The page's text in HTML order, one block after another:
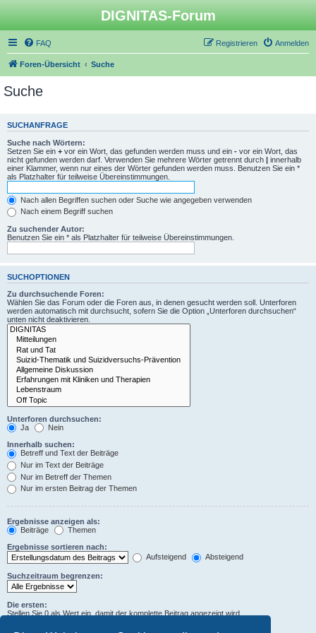
DIGNITAS-Forum
FAQ Anmelden
Registrieren
Foren-Übersicht Suche
Suche
SUCHANFRAGE
Suche nach Wörtern:
Setzen Sie ein + vor ein Wort, das gefunden werden muss und ein - vor ein Wort, das
nicht gefunden werden darf. Verwenden Sie mehrere Wörter getrennt durch | innerhalb
einer Klammer, wenn nur eines der Wörter gefunden werden muss. Benutzen Sie ein *
als Platzhalter für teilweise Übereinstimmungen.
Nach allen Begriffen suchen oder Suche wie angegeben verwenden
Nach einem Begriff suchen
Zu suchender Autor:
Benutzen Sie ein * als Platzhalter für teilweise Übereinstimmungen.
SUCHOPTIONEN
Zu durchsuchende Foren:
Wählen Sie das Forum oder die Foren aus, in denen gesucht werden soll. Unterforen
werden automatisch mit durchsucht, sofern Sie die Option „Unterforen durchsuchen“
unten nicht deaktivieren.
Unterforen durchsuchen:
Ja
Nein
Innerhalb suchen:
Betreff und Text der Beiträge
Nur im Text der Beiträge
Nur im Betreff der Themen
Nur im ersten Beitrag der Themen
Ergebnisse anzeigen als:
Beiträge
Themen
Ergebnisse sortieren nach:
Aufsteigend
Absteigend
Suchzeitraum begrenzen:
Die ersten:
Stellen Sie 0 als Wert ein, damit der komplette Beitrag angezeigt wird.